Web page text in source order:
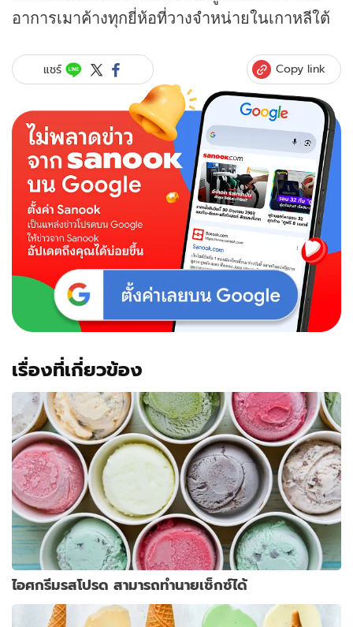
อาการเมาค้างทุกยี่ห้อที่วางจำหน่ายในเกาหลีใต้
แชร์ Copy link
เรื่องที่เกี่ยวข้อง
ไอศกรีมรสโปรด สามารถทำนายเซ็กซ์ได้